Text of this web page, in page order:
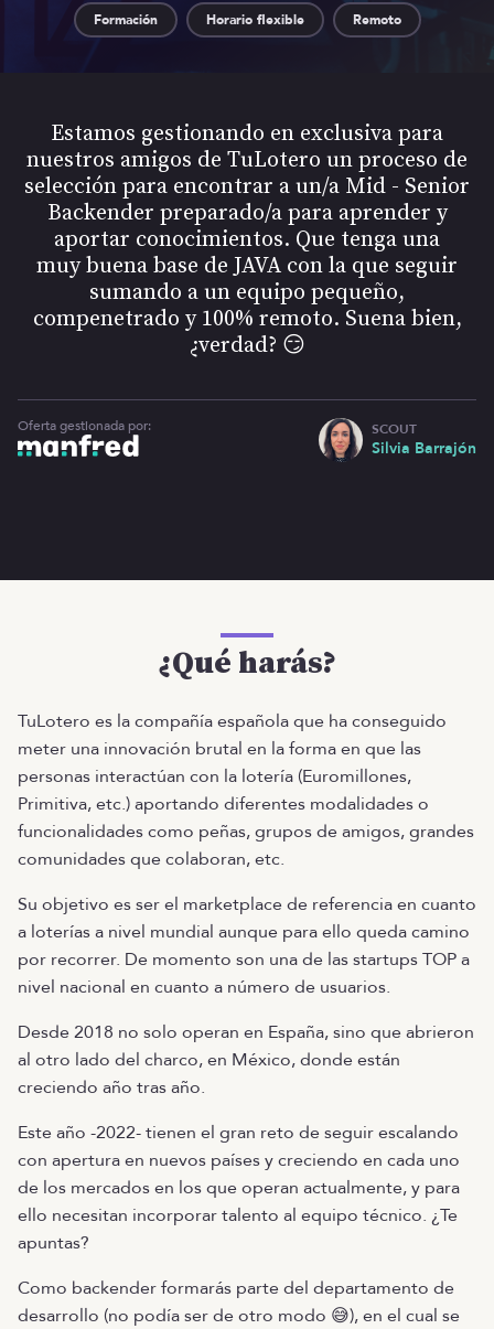
Formación Horario flexible Remoto
Estamos gestionando en exclusiva para
nuestros amigos de TuLotero un proceso de
selección para encontrar a un/a Mid - Senior
Backender preparado/a para aprender y
aportar conocimientos. Que tenga una
muy buena base de JAVA con la que seguir
sumando a un equipo pequeño,
compenetrado y 100% remoto. Suena bien,
¿verdad? 😏
Oferta gestionada por: SCOUT
Silvia Barrajón
¿Qué harás?
TuLotero es la compañía española que ha conseguido
meter una innovación brutal en la forma en que las
personas interactúan con la lotería (Euromillones,
Primitiva, etc.) aportando diferentes modalidades o
funcionalidades como peñas, grupos de amigos, grandes
comunidades que colaboran, etc.
Su objetivo es ser el marketplace de referencia en cuanto
a loterías a nivel mundial aunque para ello queda camino
por recorrer. De momento son una de las startups TOP a
nivel nacional en cuanto a número de usuarios.
Desde 2018 no solo operan en España, sino que abrieron
al otro lado del charco, en México, donde están
creciendo año tras año.
Este año -2022- tienen el gran reto de seguir escalando
con apertura en nuevos países y creciendo en cada uno
de los mercados en los que operan actualmente, y para
ello necesitan incorporar talento al equipo técnico. ¿Te
apuntas?
Como backender formarás parte del departamento de
desarrollo (no podía ser de otro modo 😅), en el cual se